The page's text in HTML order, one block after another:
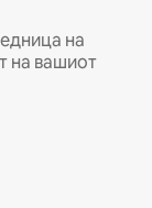
на
на вашиот